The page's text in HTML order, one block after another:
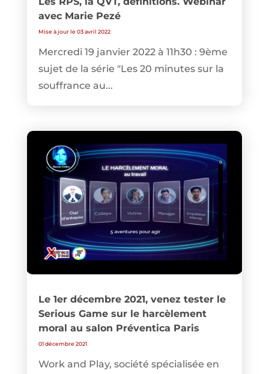
avec Marie Pezé
Mise à jour le 03 avril 2022
Mercredi 19 janvier 2022 à 11h30 : 9ème
sujet de la série "Les 20 minutes sur la
souffrance au...
Le 1er décembre 2021, venez tester le
Serious Game sur le harcèlement
moral au salon Préventica Paris
01 décembre 2021
Work and Play, société spécialisée en